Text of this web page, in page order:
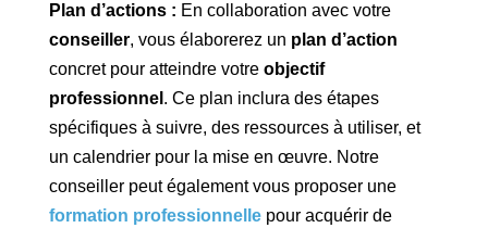
Plan d’actions : En collaboration avec votre
conseiller, vous élaborerez un plan d’action
concret pour atteindre votre objectif
professionnel . Ce plan inclura des étapes
spécifiques à suivre, des ressources à utiliser, et
un calendrier pour la mise en œuvre. Notre
conseiller peut également vous proposer une
formation professionnellepour acquérir de